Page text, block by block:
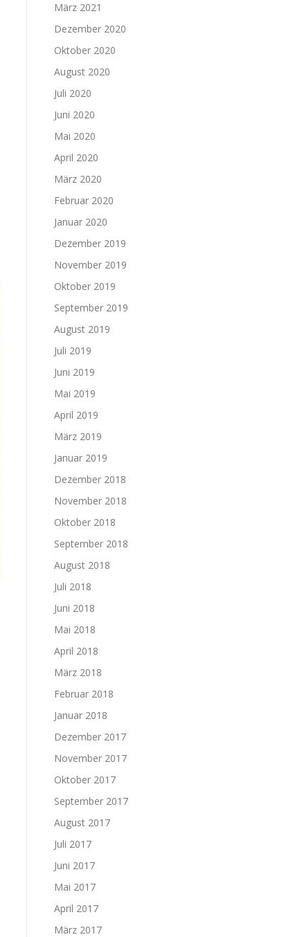
März 2021
Dezember 2020
Oktober 2020
August 2020
Juli 2020
Juni 2020
Mai 2020
April 2020
März 2020
Februar 2020
Januar 2020
Dezember 2019
November 2019
Oktober 2019
September 2019
August 2019
Juli 2019
Juni 2019
Mai 2019
April 2019
März 2019
Januar 2019
Dezember 2018
November 2018
Oktober 2018
September 2018
August 2018
Juli 2018
Juni 2018
Mai 2018
April 2018
März 2018
Februar 2018
Januar 2018
Dezember 2017
November 2017
Oktober 2017
September 2017
August 2017
Juli 2017
Juni 2017
Mai 2017
April 2017
März 2017